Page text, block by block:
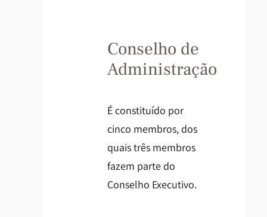
Conselho de
Administração
É constituído por
cinco membros, dos
quais três membros
fazem parte do
Conselho Executivo.